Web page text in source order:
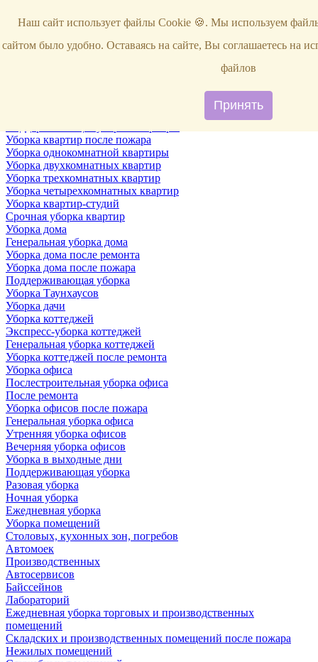
Уборка
Уборка снега
Уборка квартир после пожара
Уборка однокомнатной квартиры
Уборка двухкомнатных квартир
Уборка трехкомнатных квартир
Уборка четырехкомнатных квартир
Уборка квартир-студий
Срочная уборка квартир
Уборка дома
Генеральная уборка дома
Уборка дома после ремонта
Уборка дома после пожара
Поддерживающая уборка
Уборка Таунхаусов
Уборка дачи
Уборка коттеджей
Экспресс-уборка коттеджей
Генеральная уборка коттеджей
Уборка коттеджей после ремонта
Уборка офиса
Послестроительная уборка офиса
После ремонта
Уборка офисов после пожара
Генеральная уборка офиса
Утренняя уборка офисов
Вечерняя уборка офисов
Уборка в выходные дни
Поддерживающая уборка
Разовая уборка
Ночная уборка
Ежедневная уборка
Уборка помещений
Столовых, кухонных зон, погребов
Автомоек
Производственных
Автосервисов
Байссейнов
Лабораторий
Ежедневная уборка торговых и производственных
помещений
Складских и производственных помещений после пожара
Нежилых помещений
Наш сайт использует файлы Cookie 🍪. Мы используем
сайтом было удобно. Оставаясь на сайте, Вы соглашаетесь на
файлов
Принять